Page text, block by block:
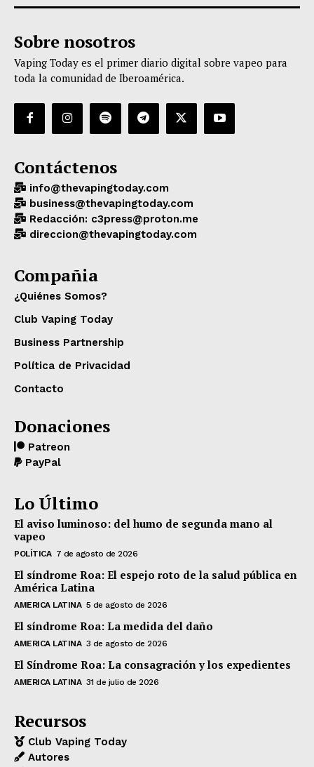
Sobre nosotros
Vaping Today es el primer diario digital sobre vapeo para
toda la comunidad de Iberoamérica.
Contáctenos
info@thevapingtoday.com
business@thevapingtoday.com
Redacción: c3press@proton.me
direccion@thevapingtoday.com
Compañia
¿Quiénes Somos?
Club Vaping Today
Business Partnership
Política de Privacidad
Contacto
Donaciones
Patreon
PayPal
Lo Último
El aviso luminoso: del humo de segunda mano al
vapeo
POLÍTICA 7 de agosto de 2026
El síndrome Roa: El espejo roto de la salud pública en
América Latina
AMERICA LATINA 5 de agosto de 2026
El síndrome Roa: La medida del daño
AMERICA LATINA 3 de agosto de 2026
El Síndrome Roa: La consagración y los expedientes
AMERICA LATINA 31 de julio de 2026
Recursos
Club Vaping Today
Autores